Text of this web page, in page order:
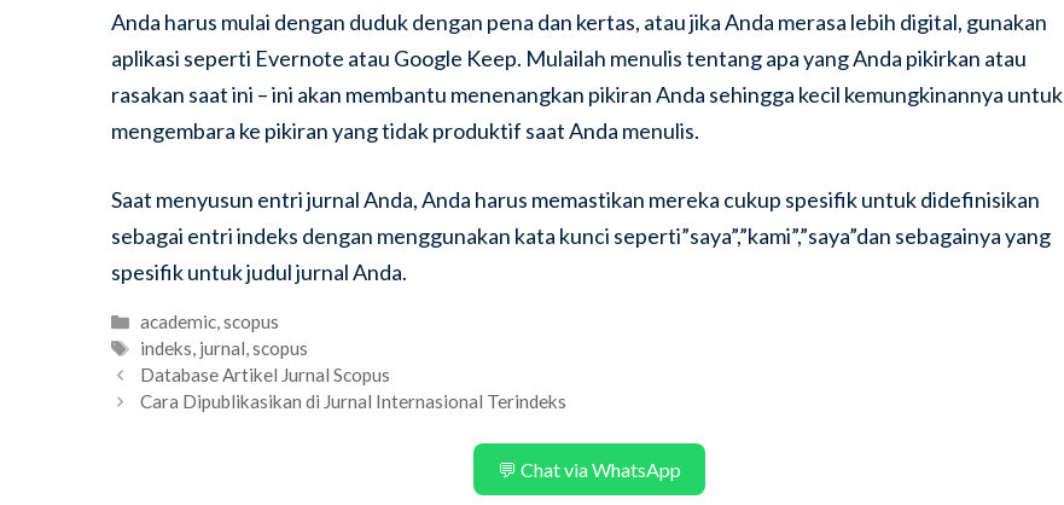
Anda harus mulai dengan duduk dengan pena dan kertas, atau jika Anda merasa lebih digital, gunakan
aplikasi seperti Evernote atau Google Keep. Mulailah menulis tentang apa yang Anda pikirkan atau
rasakan saat ini – ini akan membantu menenangkan pikiran Anda sehingga kecil kemungkinannya untuk
mengembara ke pikiran yang tidak produktif saat Anda menulis.
Saat menyusun entri jurnal Anda, Anda harus memastikan mereka cukup spesifik untuk didefinisikan
sebagai entri indeks dengan menggunakan kata kunci seperti”saya”,”kami”,”saya”dan sebagainya yang
spesifik untuk judul jurnal Anda.
Categories
academic,scopus
Tags
indeks, jurnal,scopus
Database Artikel Jurnal Scopus
Cara Dipublikasikan di Jurnal Internasional Terindeks
💬 Chat via WhatsApp